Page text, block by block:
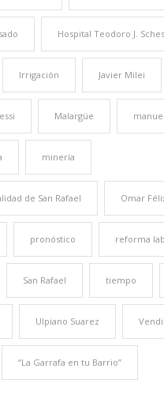
Hospital Teodoro J.
Irrigación Javier Milei
Malargüe
minería
de San Rafael Omar
pronóstico reforma
San Rafael tiempo
Ulpiano Suarez
“La Garrafa en tu Barrio”